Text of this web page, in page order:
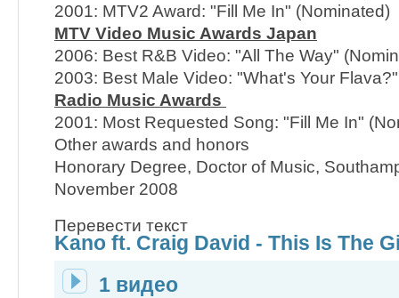
2001: MTV2 Award: "Fill Me In" (Nominated)
MTV Video Music Awards Japan
2006: Best R&B Video: "All The Way"
2003: Best Male Video: "What's Your Flava?"
Radio Music Awards
2001: Most Requested Song: "Fill Me In"
Other awards and honors
Honorary Degree, Doctor of Music,
November 2008
Перевести текст
Kano ft. Craig David - This Is The
1 видео